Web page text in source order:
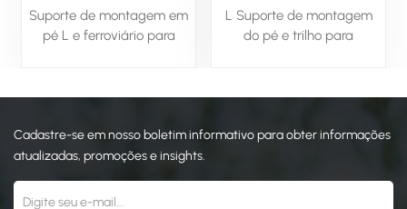
no telhado
Suporte de montagem em
pé L e ferroviário para
para sistemas de
solares, projetado
especificamente para fixar
pé L
L Suporte de montagem
do pé e trilho para
para os sistemas de
projetados
Cadastre-se em nosso boletim informativo para obter informações
atualizadas, promoções e insights.